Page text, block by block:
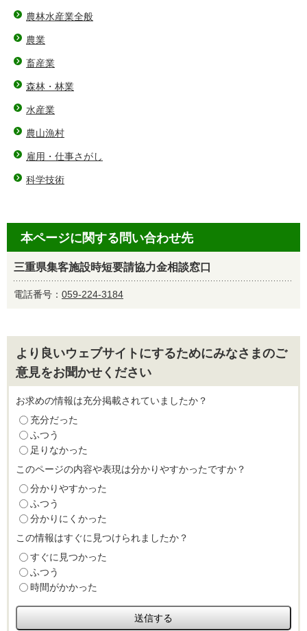
農林水産業全般
農業
畜産業
森林・林業
水産業
農山漁村
雇用・仕事さがし
科学技術
本ページに関する問い合わせ先
三重県集客施設時短要請協力金相談窓口
電話番号： 059-224-3184
より良いウェブサイトにするためにみなさまのご
意見をお聞かせください
お求めの情報は充分掲載されていましたか？
充分だった
ふつう
足りなかった
このページの内容や表現は分かりやすかったですか？
分かりやすかった
ふつう
分かりにくかった
この情報はすぐに見つけられましたか？
すぐに見つかった
ふつう
時間がかかった